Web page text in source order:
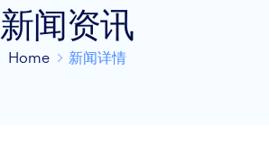
新闻资讯
Home 新闻详情